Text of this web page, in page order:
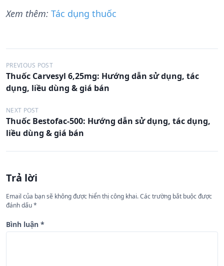
Xem thêm: Tác dụng thuốc
Đ
i
u
h
n
b
à
i
PREVIOUS POST
Thuốc Carvesyl 6,25mg: Hướng dẫn sử dụng, tác
dụng, liều dùng & giá bán
NEXT POST
Thuốc Bestofac-500: Hướng dẫn sử dụng, tác dụng,
liều dùng & giá bán
Trả lời
Email của bạn sẽ không được hiển thị công khai.Các trường bắt buộc được
đánh dấu*
Bình luận *